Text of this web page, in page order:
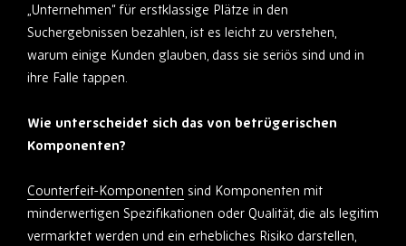
„Unternehmen“ für erstklassige Plätze in den
Suchergebnissen bezahlen, ist es leicht zu verstehen,
warum einige Kunden glauben, dass sie seriös sind und in
ihre Falle tappen.
Wie unterscheidet sich das von betrügerischen
Komponenten?
Counterfeit-Komponenten sind Komponenten mit
minderwertigen Spezifikationen oder Qualität, die als legitim
vermarktet werden und ein erhebliches Risiko darstellen,